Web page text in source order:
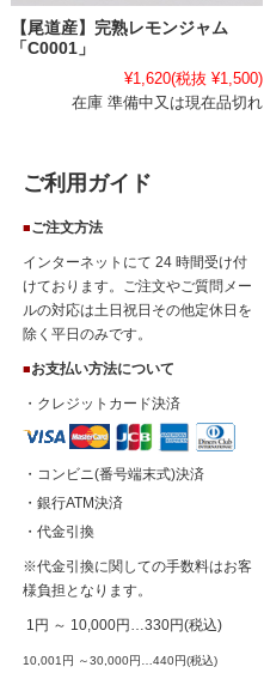
【尾道産】完熟レモンジャム
「C0001」
¥1,620(税抜 ¥1,500)
在庫 準備中又は現在品切れ
ご利用ガイド
■ご注文方法
インターネットにて 24 時間受け付
けております。ご注文やご質問メー
ルの対応は土日祝日その他定休日を
除く平日のみです。
■お支払い方法について
・クレジットカード決済
・コンビニ(番号端末式)決済
・銀行ATM決済
・代金引換
※代金引換に関しての手数料はお客
様負担となります。
1円 ～ 10,000円…330円(税込)
10,001円 ～30,000円…440円(税込)